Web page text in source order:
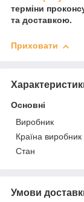
терміни
та доставкою.
Приховати
Основні
Виробник
Країна виробник
Стан
Умови